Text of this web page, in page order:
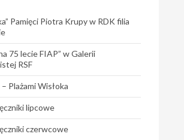
Pamięci Piotra Krupy w RDK filia
75 lecie FIAP” w Galerii
RSF
Plażami Wisłoka
lipcowe
czerwcowe